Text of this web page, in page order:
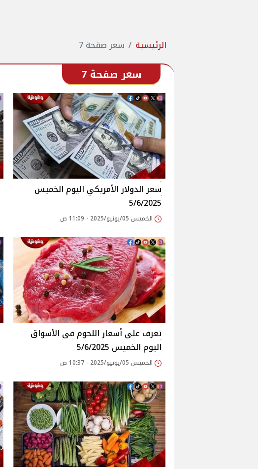
الرئيسية سعر صفحة 7
سعر صفحة 7
سعر الدولار الأمريكي اليوم الخميس
5/6/2025
الخميس 05/يونيو/2025 - 11:09 ص
اليوم الخميس 5/6/2025
الخميس 05/يونيو/2025 - 10:37 ص